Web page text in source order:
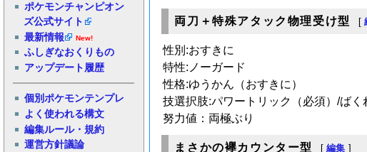
ポケモンチャンピオン
ズ公式サイト
最新情報
New!
ふしぎなおくりもの
アップデート履歴
個別ポケモンテンプレ
よく使われる構文
編集ルール・規約
運営方針議論
両刀＋特殊アタック物理受け型 [
性別:おすきに
特性:ノーガード
性格:ゆうかん（おすきに）
技選択肢:パワートリック（必須）/ば
努力値：両極ぶり
まさかの襷カウンター型 [ 編集 ]